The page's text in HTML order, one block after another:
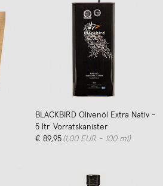
BLACKBIRD Olivenöl Extra Nativ -
5 ltr. Vorratskanister
€ 89,95 (1,00 EUR - 100 ml)